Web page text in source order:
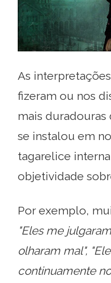
As
fizeram ou nos
mais
se instalou em
tagarelice
objetividade
Por exemplo,
"Eles me
olharam mal",
continuamente